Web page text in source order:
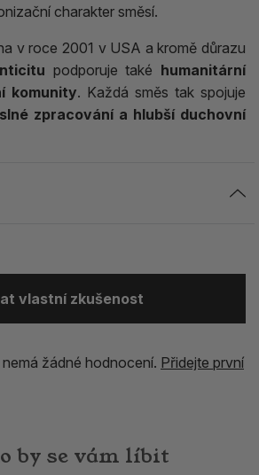
charakter směsí.
v roce 2001 v USA a kromě důrazu
podporuje také humanitární
komunity. Každá směs tak spojuje
zpracování a hlubší duchovní
vlastní zkušenost
žádné hodnocení. Přidejte první
by se vám líbit